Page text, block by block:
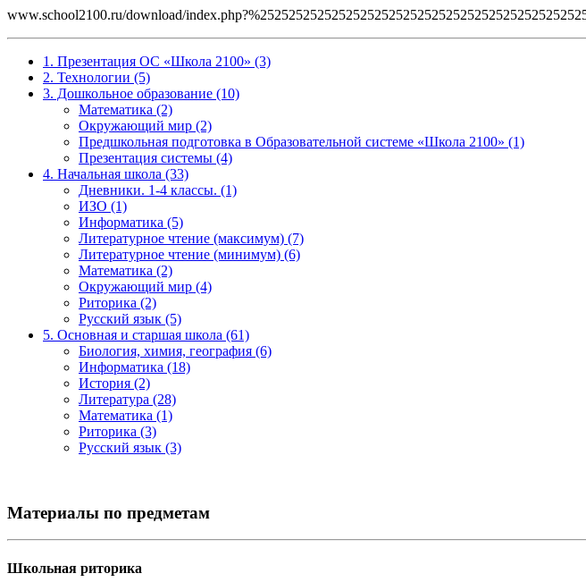
www.school2100.ru/download/
1. Презентация ОС «Школа 2100» (3)
2. Технологии (5)
3. Дошкольное образование (10)
Математика (2)
Окружающий мир (2)
Предшкольная подготовка в Образовательной системе «Школа 2100» (1)
Презентация системы (4)
4. Начальная школа (33)
Дневники. 1-4 классы. (1)
ИЗО (1)
Информатика (5)
Литературное чтение (максимум) (7)
Литературное чтение (минимум) (6)
Математика (2)
Окружающий мир (4)
Риторика (2)
Русский язык (5)
5. Основная и старшая школа (61)
Биология, химия, география (6)
Информатика (18)
История (2)
Литература (28)
Математика (1)
Риторика (3)
Русский язык (3)
Материалы по предметам
Школьная риторика